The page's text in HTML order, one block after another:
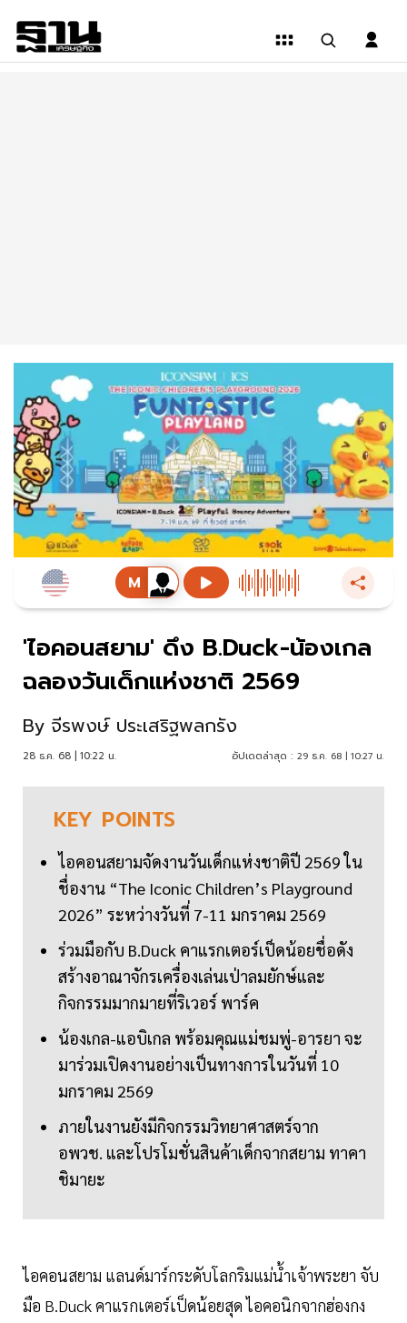
'ไอคอนสยาม' ดึง B.Duck-น้องเกล
ฉลองวันเด็กแห่งชาติ 2569
By จีรพงษ์ ประเสริฐพลกรัง
28 ธ.ค. 68 | 10:22 น. อัปเดตล่าสุด : 29 ธ.ค. 68 | 10:27 น.
KEY POINTS
ไอคอนสยามจัดงานวันเด็กแห่งชาติปี 2569 ใน
ชื่องาน “The Iconic Children’s Playground
2026” ระหว่างวันที่ 7-11 มกราคม 2569
ร่วมมือกับ B.Duck คาแรกเตอร์เป็ดน้อยชื่อดัง
สร้างอาณาจักรเครื่องเล่นเป่าลมยักษ์และ
กิจกรรมมากมายที่ริเวอร์ พาร์ค
น้องเกล-แอบิเกล พร้อมคุณแม่ชมพู่-อารยา จะ
มาร่วมเปิดงานอย่างเป็นทางการในวันที่ 10
มกราคม 2569
ภายในงานยังมีกิจกรรมวิทยาศาสตร์จาก
อพวช. และโปรโมชั่นสินค้าเด็กจากสยาม ทาคา
ชิมายะ
ไอคอนสยาม แลนด์มาร์กระดับโลกริมแม่น้ำเจ้าพระยา จับ
มือ B.Duck คาแรกเตอร์เป็ดน้อยสุด ไอคอนิกจากฮ่องกง